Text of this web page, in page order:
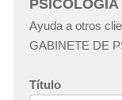
Ayuda a otros
GABINETE DE
Título